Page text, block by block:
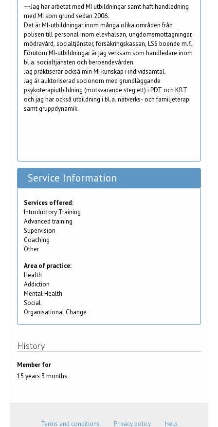
~~Jag har arbetat med MI utbildningar samt haft handledning
med MI som grund sedan 2006.
Det är MI-utbildningar inom många olika områden från
polisen till personal inom elevhälsan, ungdomsmottagningar,
mödravård, socialtjänster, försäkringskassan, LSS boende m.fl.
Förutom MI-utbildningar är jag verksam som handledare inom
bl.a. socialtjänsten och beroendevården.
Jag praktiserar också min MI kunskap i individsamtal.
Jag är auktoriserad socionom med grundläggande
psykoterapiutbildning (motsvarande steg ett) i PDT och KBT
och jag har också utbildning i bl.a. nätverks- och familjeterapi
samt gruppdynamik.
Service Information
Services offered:
Introductory Training
Advanced training
Supervision
Coaching
Other
Area of practice:
Health
Addiction
Mental Health
Social
Organisational Change
History
Member for
15 years 3 months
Terms and conditions Privacy policy Help